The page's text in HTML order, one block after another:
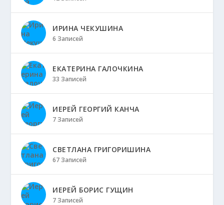
ИРИНА ЧЕКУШИНА
6 Записей
ЕКАТЕРИНА ГАЛОЧКИНА
33 Записей
ИЕРЕЙ ГЕОРГИЙ КАНЧА
7 Записей
СВЕТЛАНА ГРИГОРИШИНА
67 Записей
ИЕРЕЙ БОРИС ГУЩИН
7 Записей